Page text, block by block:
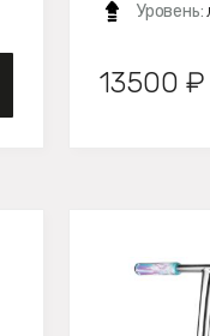
Уровень:
13500 ₽